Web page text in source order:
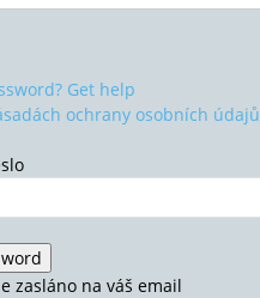
Get help
ochrany osobních údajů
zasláno na váš email